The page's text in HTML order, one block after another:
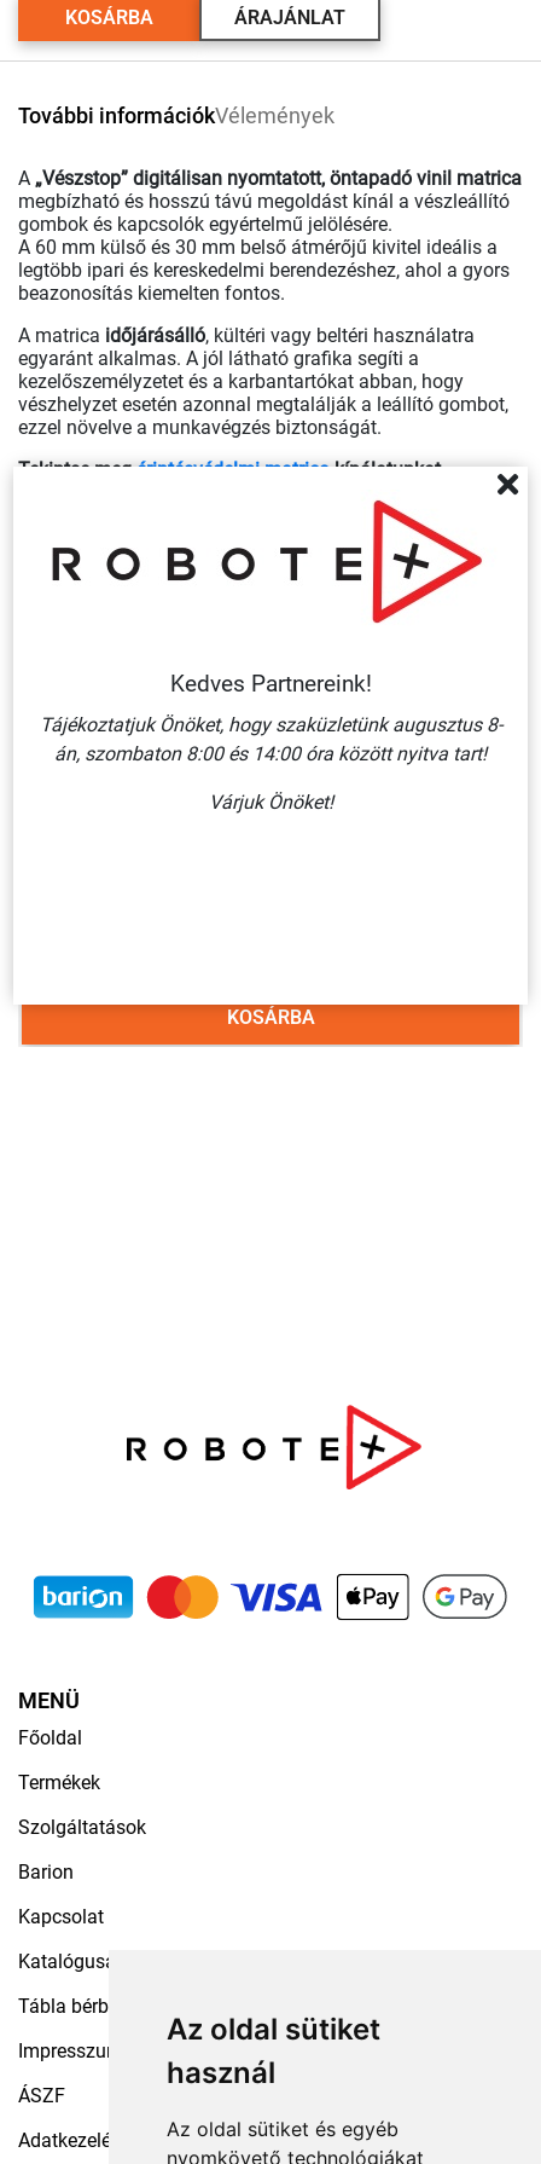
Az oldal sütiket
használ
Az oldal sütiket és egyéb
nyomkövető technológiákat
KOSÁRBA ÁRAJÁNLAT
További információkVélemények
A „Vészstop” digitálisan nyomtatott, öntapadó vinil matrica
megbízható és hosszú távú megoldást kínál a vészleállító
gombok és kapcsolók egyértelmű jelölésére.
A 60 mm külső és 30 mm belső átmérőjű kivitel ideális a
legtöbb ipari és kereskedelmi berendezéshez, ahol a gyors
beazonosítás kiemelten fontos.
A matrica időjárásálló, kültéri vagy beltéri használatra
egyaránt alkalmas. A jól látható grafika segíti a
kezelőszemélyzetet és a karbantartókat abban, hogy
vészhelyzet esetén azonnal megtalálják a leállító gombot,
ezzel növelve a munkavégzés biztonságát.
Tekintse megérintésvédelmi matricakínálatunkat.
Egyedi elképzelés vagy nagyobb mennyiségű igény esetén
KOSÁRBA
MENÜ
Főoldal
Termékek
Szolgáltatások
Barion
Kapcsolat
Katalógusaink
Tábla bérbeadás
Impresszum
ÁSZF
Adatkezelési tájékoztató
Kedves Partnereink!
Tájékoztatjuk Önöket, hogy szaküzletünk augusztus 8-
án, szombaton 8:00 és 14:00 óra között nyitva tart!
Várjuk Önöket!